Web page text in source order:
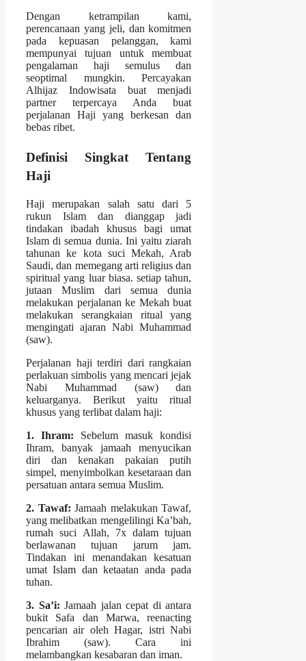
Dengan ketrampilan kami,
perencanaan yang jeli, dan komitmen
pada kepuasan pelanggan, kami
mempunyai tujuan untuk membuat
pengalaman haji semulus dan
seoptimal mungkin. Percayakan
Alhijaz Indowisata buat menjadi
partner terpercaya Anda buat
perjalanan Haji yang berkesan dan
bebas ribet.
Definisi Singkat Tentang
Haji
Haji merupakan salah satu dari 5
rukun Islam dan dianggap jadi
tindakan ibadah khusus bagi umat
Islam di semua dunia. Ini yaitu ziarah
tahunan ke kota suci Mekah, Arab
Saudi, dan memegang arti religius dan
spiritual yang luar biasa. setiap tahun,
jutaan Muslim dari semua dunia
melakukan perjalanan ke Mekah buat
melakukan serangkaian ritual yang
mengingati ajaran Nabi Muhammad
(saw).
Perjalanan haji terdiri dari rangkaian
perlakuan simbolis yang mencari jejak
Nabi Muhammad (saw) dan
keluarganya. Berikut yaitu ritual
khusus yang terlibat dalam haji:
1. Ihram: Sebelum masuk kondisi
Ihram, banyak jamaah menyucikan
diri dan kenakan pakaian putih
simpel, menyimbolkan kesetaraan dan
persatuan antara semua Muslim.
2. Tawaf: Jamaah melakukan Tawaf,
yang melibatkan mengelilingi Ka’bah,
rumah suci Allah, 7x dalam tujuan
berlawanan tujuan jarum jam.
Tindakan ini menandakan kesatuan
umat Islam dan ketaatan anda pada
tuhan.
3. Sa’i: Jamaah jalan cepat di antara
bukit Safa dan Marwa, reenacting
pencarian air oleh Hagar, istri Nabi
Ibrahim (saw). Cara ini
melambangkan kesabaran dan iman.